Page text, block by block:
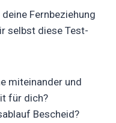
Fernbeziehung
selbst diese Test-
miteinander und
für dich?
Bescheid?